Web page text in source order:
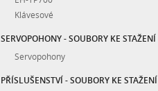
Klávesové
SERVOPOHONY - SOUBORY KE STAŽENÍ
Servopohony
PŘÍSLUŠENSTVÍ - SOUBORY KE STAŽENÍ